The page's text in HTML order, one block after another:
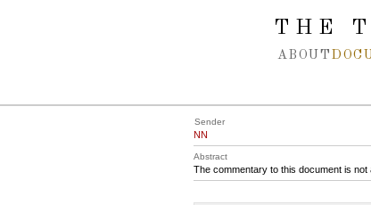
THE
ABOUT
Sender
NN
Abstract
The commentary to this document is not